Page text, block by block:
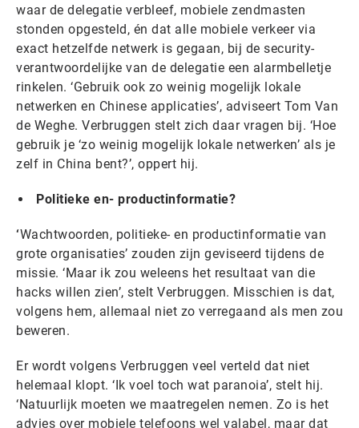
waar de delegatie verbleef, mobiele zendmasten
stonden opgesteld, én dat alle mobiele verkeer via
exact hetzelfde netwerk is gegaan, bij de security-
verantwoordelijke van de delegatie een alarmbelletje
rinkelen. ‘Gebruik ook zo weinig mogelijk lokale
netwerken en Chinese applicaties’, adviseert Tom Van
de Weghe. Verbruggen stelt zich daar vragen bij. ‘Hoe
gebruik je ‘zo weinig mogelijk lokale netwerken’ als je
zelf in China bent?’, oppert hij.
Po litieke en- productinformatie?
‘Wachtwoorden, politieke- en productinformatie van
grote organisaties’ zouden zijn geviseerd tijdens de
missie. ‘Maar ik zou weleens het resultaat van die
hacks willen zien’, stelt Verbruggen. Misschien is dat,
volgens hem, allemaal niet zo verregaand als men zou
beweren.
Er wordt volgens Verbruggen veel verteld dat niet
helemaal klopt. ‘Ik voel toch wat paranoia’, stelt hij.
‘Natuurlijk moeten we maatregelen nemen. Zo is het
advies over mobiele telefoons wel valabel, maar dat